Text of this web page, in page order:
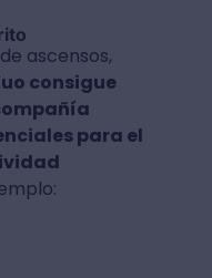
ascensos,
consigue
para el